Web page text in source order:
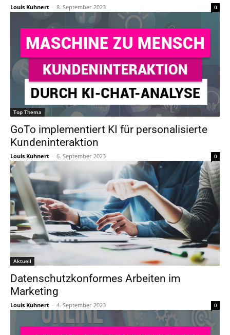
Louis Kuhnert - 8. September 2023 0
Top Thema
GoTo implementiert KI für personalisierte
Kundeninteraktion
Louis Kuhnert - 6. September 2023 0
Aktuell
Datenschutzkonformes Arbeiten im
Marketing
Louis Kuhnert - 4. September 2023 0